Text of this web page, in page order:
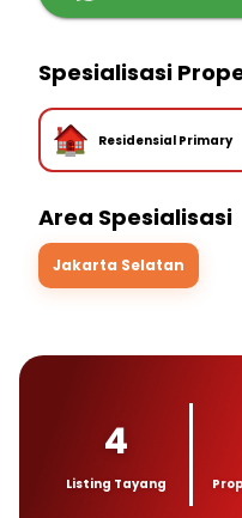
Spesialisasi
Residensial Primary
Area Spesialisasi
Jakarta Selatan
4
Listing Tayang